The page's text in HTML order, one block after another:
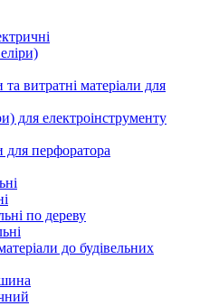
витратні матеріали для
для електроінструменту
для перфоратора
по дереву
до будівельних